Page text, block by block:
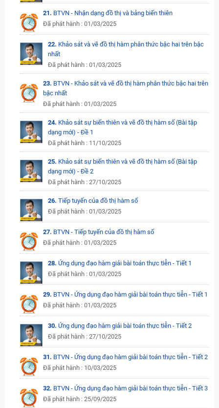
21. BTVN - Nhận dạng đồ thị và bảng biến thiên
Đã phát hành : 01/03/2025
22. Khảo sát và vẽ đồ thị hàm phân thức bậc hai trên bậc
nhất
Đã phát hành : 01/03/2025
23. BTVN - Khảo sát và vẽ đồ thị hàm phân thức bậc hai trên
bậc nhất
Đã phát hành : 01/03/2025
24. Khảo sát sự biến thiên và vẽ đồ thị hàm số (Bài tập
dạng mới) - Đề 1
Đã phát hành : 11/10/2025
25. Khảo sát sự biến thiên và vẽ đồ thị hàm số (Bài tập
dạng mới) - Đề 2
Đã phát hành : 27/10/2025
26. Tiếp tuyến của đồ thị hàm số
Đã phát hành : 01/03/2025
27. BTVN - Tiếp tuyến của đồ thị hàm số
Đã phát hành : 01/03/2025
28. Ứng dụng đạo hàm giải bài toán thực tiễn - Tiết 1
Đã phát hành : 01/03/2025
29. BTVN - Ứng dụng đạo hàm giải bài toán thực tiễn - Tiết 1
Đã phát hành : 01/03/2025
30. Ứng dụng đạo hàm giải bài toán thực tiễn - Tiết 2
Đã phát hành : 27/10/2025
31. BTVN - Ứng dụng đạo hàm giải bài toán thực tiễn - Tiết 2
Đã phát hành : 10/03/2025
32. BTVN - Ứng dụng đạo hàm giải bài toán thực tiễn - Tiết 3
Đã phát hành : 25/09/2025